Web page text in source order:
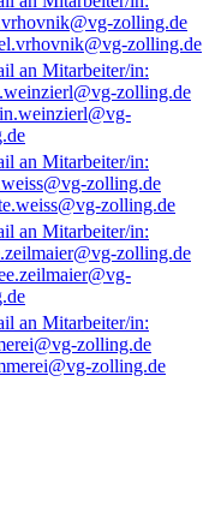
zolling.de
zolling.de
zolling.de